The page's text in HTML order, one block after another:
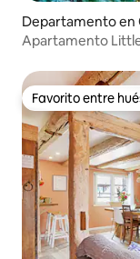
Departamento en
Apartamento
Favorito entre
Favorito entre